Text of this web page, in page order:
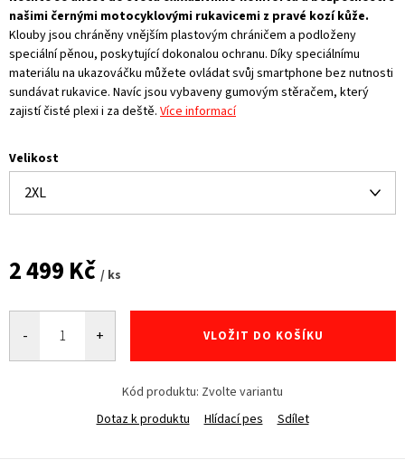
našimi černými motocyklovými rukavicemi z pravé kozí kůže.
Klouby jsou chráněny vnějším plastovým chráničem a podloženy
speciální pěnou, poskytující dokonalou ochranu. Díky speciálnímu
materiálu na ukazováčku můžete ovládat svůj smartphone bez nutnosti
sundávat rukavice. Navíc jsou vybaveny gumovým stěračem, který
zajistí čisté plexi i za deště. Více informací
Velikost
2 499 Kč / ks
cena:
VLOŽIT DO KOŠÍKU
Kód produktu: Zvolte variantu
Dotaz k produktu
Hlídací pes Sdílet